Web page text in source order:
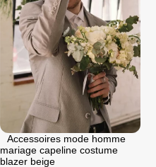
Accessoires mode homme
mariage capeline costume
blazer beige